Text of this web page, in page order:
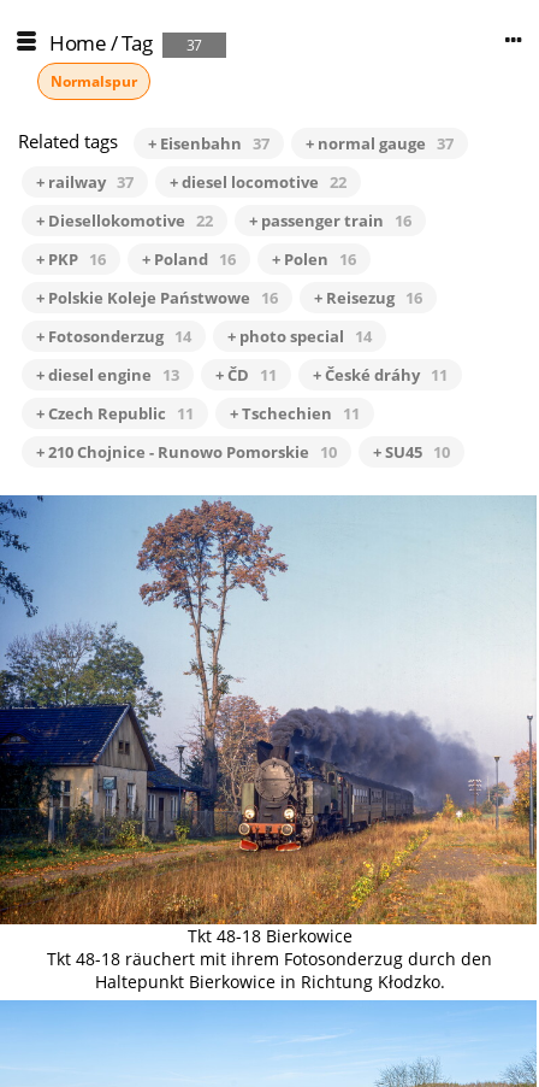
Home/Tag
37
Normalspur
Related tags + Eisenbahn 37 + normal gauge 37
+ railway 37 + diesel locomotive 22
+ Diesellokomotive 22 + passenger train
16
+ PKP 16 + Poland 16 + Polen
16
+ Polskie Koleje Państwowe
16 + Reisezug 16
+ Fotosonderzug 14 + photo special
14
+ diesel engine
13 + ČD 11 + České dráhy 11
+ Czech Republic
11 + Tschechien
11
+ 210 Chojnice - Runowo Pomorskie
10 + SU45 10
Tkt 48-18 Bierkowice
Tkt 48-18 räuchert mit ihrem Fotosonderzug durch den
Haltepunkt Bierkowice in Richtung Kłodzko.